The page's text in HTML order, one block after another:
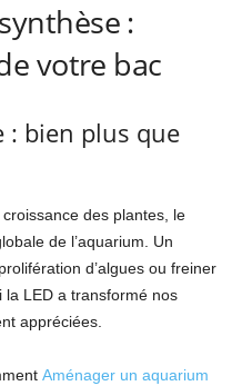
:
votre bac
: bien plus que
des plantes, le
de l’aquarium. Un
d’algues ou freiner
la LED a transformé nos
appréciées.
Aménager un aquarium